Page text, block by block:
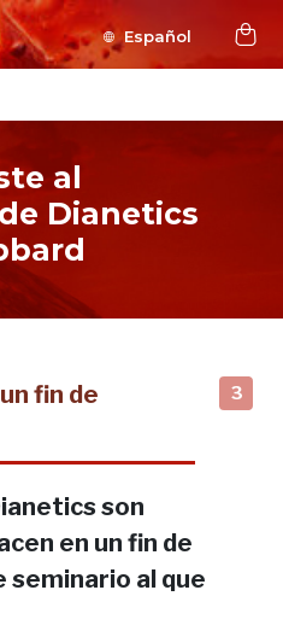
Español
al
Dianetics
fin de
3
son
en un fin de
seminario al que